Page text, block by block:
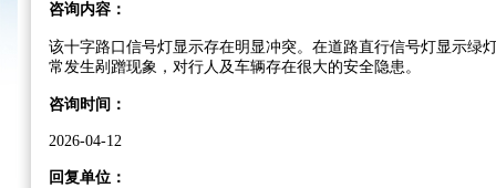
咨询内容：
该十字路口信号灯显示存在明显冲突。在道路直行信号灯显示
常发生剐蹭现象，对行人及车辆存在很大的安全隐患。
咨询时间：
2026-04-12
回复单位：